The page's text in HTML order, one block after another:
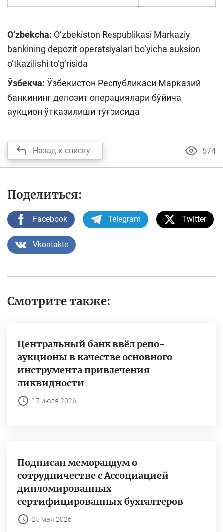
O’zbekcha: O‘zbekiston Respublikasi Markaziy
bankining depozit operatsiyalari bo‘yicha auksion
o‘tkazilishi to‘g‘risida
Ўзбекча: Ўзбекистон Республикаси Марказий
банкининг депозит операциялари бўйича
аукцион ўтказилиши тўғрисида
Назад к списку 574
Поделиться:
Facebook Telegram Twitter
Vkontakte
Смотрите также:
Центральный банк ввёл репо-
аукционы в качестве основного
инструмента привлечения
ликвидности
17 июля 2026
Подписан меморандум о
сотрудничестве с Ассоциацией
дипломированных
сертифицированных бухгалтеров
25 мая 2026